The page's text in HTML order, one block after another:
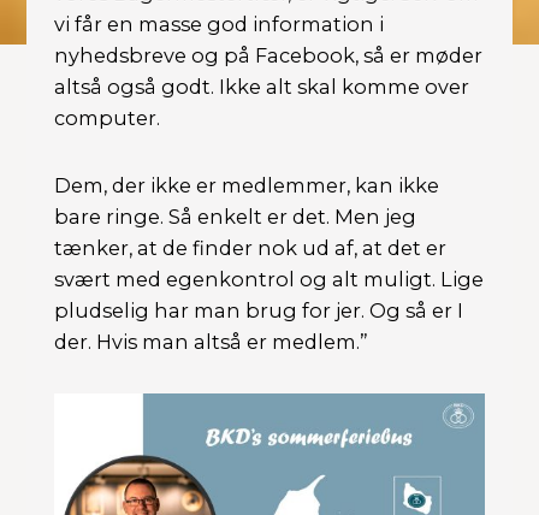
vi får en masse god information i
nyhedsbreve og på Facebook, så er møder
altså også godt. Ikke alt skal komme over
computer.
Dem, der ikke er medlemmer, kan ikke
bare ringe. Så enkelt er det. Men jeg
tænker, at de finder nok ud af, at det er
svært med egenkontrol og alt muligt. Lige
pludselig har man brug for jer. Og så er I
der. Hvis man altså er medlem.”